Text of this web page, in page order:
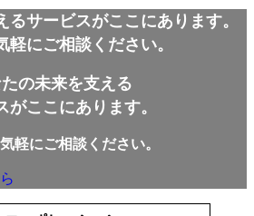
るサービスがここにあります。
軽にご相談ください。
の未来を支える
がここにあります。
軽にご相談ください。